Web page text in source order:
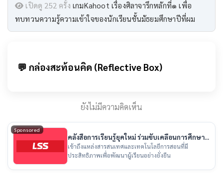
เปิดดู 252 ครั้ง เกมKahoot เรื่องศิลาจารึกหลักที่๑ เพื่อ
ทบทวนความรู้ความเข้าใจของนักเรียนชั้นมัธยมศึกษาปีที่ผม
💬 กล่องสะท้อนคิด (Reflective Box)
ยังไม่มีความคิดเห็น
Sponsored
คลังสื่อการเรียนรู้ยุคใหม่ ร่วมขับเคลื่อนการศึกษา
ไทย
เข้าถึงแหล่งสารสนเทศและเทคโนโลยีการสอนที่มี
ประสิทธิภาพเพื่อพัฒนาผู้เรียนอย่างยั่งยืน